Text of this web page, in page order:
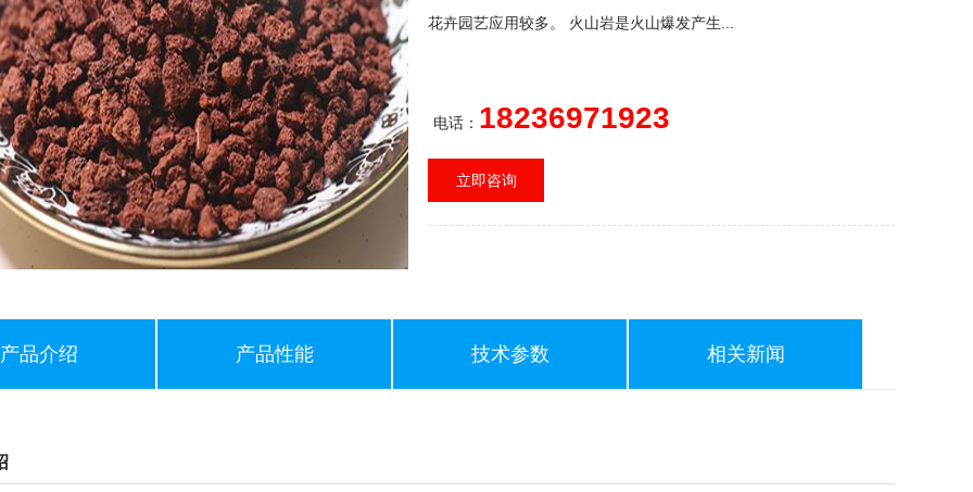
花卉园艺应用较多。 火山岩是火山爆发产生...
电话： 18236971923
立即咨询
产品介绍 产品性能 技术参数 相关新闻